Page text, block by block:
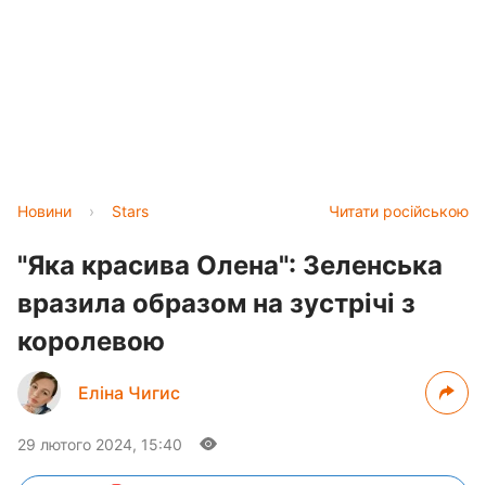
Читати російською
Новини › Stars
"Яка красива Олена": Зеленська
вразила образом на зустрічі з
королевою
Еліна Чигис
29 лютого 2024, 15:40